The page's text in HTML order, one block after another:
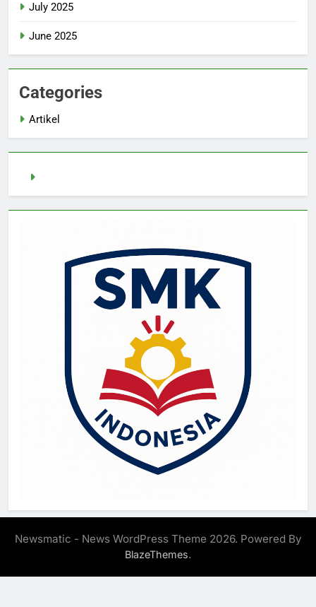
July 2025
June 2025
Categories
Artikel
Newsmatic - News WordPress Theme 2026. Powered By
BlazeThemes.